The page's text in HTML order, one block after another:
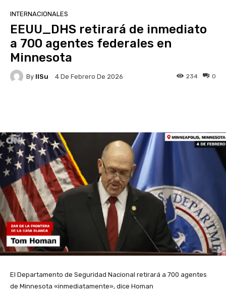
INTERNACIONALES
EEUU_DHS retirará de inmediato
a 700 agentes federales en
Minnesota
By IlSu 4 De Febrero De 2026 0
234
El Departamento de Seguridad Nacional retirará a 700 agentes
de Minnesota «inmediatamente», dice Homan